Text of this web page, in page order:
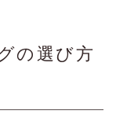
の選び方